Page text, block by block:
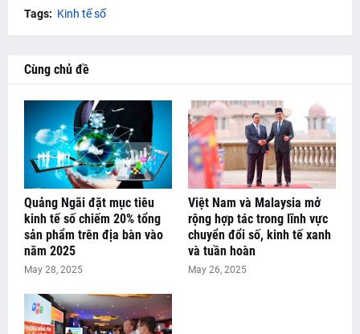
Tags: Kinh tế số
Cùng chủ đề
Quảng Ngãi đặt mục tiêu
kinh tế số chiếm 20% tổng
sản phẩm trên địa bàn vào
năm 2025
May 28, 2025
Việt Nam và Malaysia mở
rộng hợp tác trong lĩnh vực
chuyển đổi số, kinh tế xanh
và tuần hoàn
May 26, 2025